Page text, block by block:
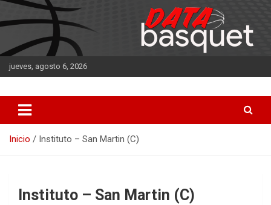
Saltar
al
contenido
jueves, agosto 6, 2026
DATA Basquet
Inicio Instituto – San Martin (C)
Instituto – San Martin (C)